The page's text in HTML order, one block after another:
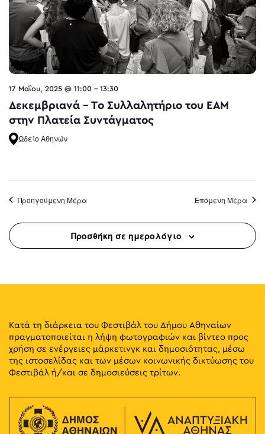
17 Μαΐου, 2025 @ 11:00 - 13:30
Δεκεμβριανά – Το Συλλαλητήριο του ΕΑΜ
στην Πλατεία Συντάγματος
Ωδείο Αθηνών
Προηγούμενη Μέρα Επόμενη Μέρα
Προσθήκη σε ημερολόγιο
Κατά τη διάρκεια του Φεστιβάλ του Δήμου Αθηναίων
πραγματοποιείται η λήψη φωτογραφιών και βίντεο προς
χρήση σε ενέργειες μάρκετινγκ και δημοσιότητας, μέσω
της ιστοσελίδας και των μέσων κοινωνικής δικτύωσης του
Φεστιβάλ ή/και σε δημοσιεύσεις τρίτων.